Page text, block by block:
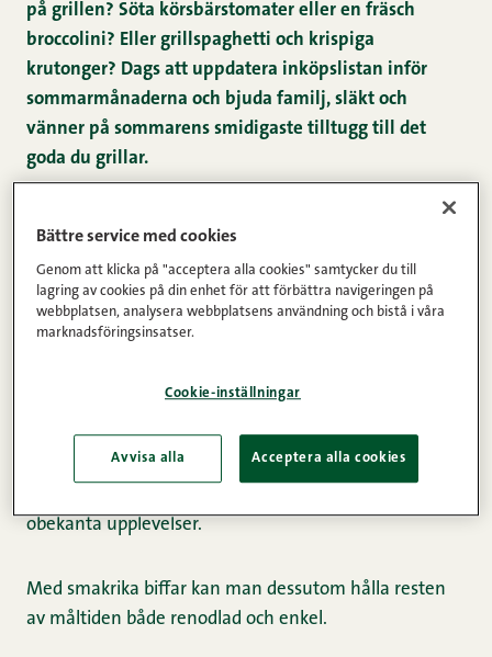
på grillen? Söta körsbärstomater eller en fräsch
broccolini? Eller grillspaghetti och krispiga
krutonger? Dags att uppdatera inköpslistan inför
sommarmånaderna och bjuda familj, släkt och
vänner på sommarens smidigaste tilltugg till det
goda du grillar.
gemensam nämnare för allt det nya är tre
kärnargument. Det skall vara lätt, snabbt och
smärtfritt att laga mat på sommaren!
Inför sommarmånaderna introducerar vi två nya
smaker till den populära uppsättningen av filébiffar
från den finska lantgrisen. Bådetomat-pestooch
obekanta upplevelser.
Med smakrika biffar kan man dessutom hålla resten
av måltiden både renodlad och enkel.
Bättre service med cookies
Genom att klicka på "acceptera alla cookies" samtycker du till
lagring av cookies på din enhet för att förbättra navigeringen på
webbplatsen, analysera webbplatsens användning och bistå i våra
marknadsföringsinsatser.
Cookie-inställningar
Avvisa alla Acceptera alla cookies